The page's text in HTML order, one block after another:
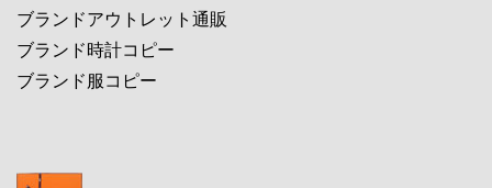
ブランドアウトレット通販
ブランド時計コピー
ブランド服コピー